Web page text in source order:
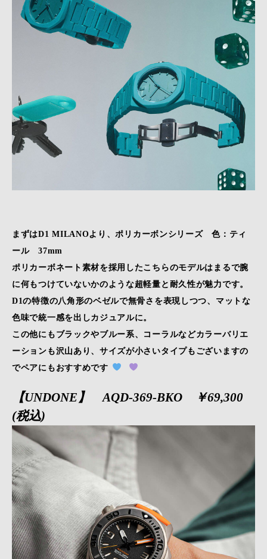
まずはD1 MILANOより、ポリカーボンシリーズ 色：ティ
ール 37mm
ポリカーボネート素材を採用したこちらのモデルはまるで腕
に何もつけていないかのような超軽量と耐久性が魅力です。
D1の特徴の八角形のベゼルで無骨さを表現しつつ、マットな
色味で統一感を出しカジュアルに。
この他にもブラックやブルー系、コーラルなどカラーバリエ
ーションも沢山あり、サイズが小さいタイプもございますの
でペアにもおすすめです
【UNDONE】 AQD-369-BKO ￥69,300
(税込)